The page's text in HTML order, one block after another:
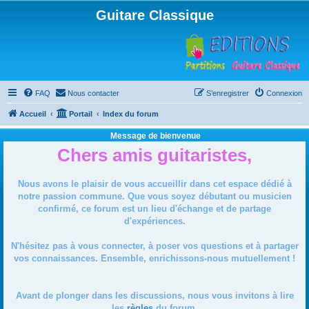
Guitare Classique
FAQ Nous contacter Connexion
S’enregistrer
Accueil Portail Index du forum
Message de bienvenue
Chers amis guitaristes,
Nous avons le plaisir de vous accueillir dans cet espace dédié à
notre passion commune. Que vous soyez débutant ou musicien
confirmé, ce forum est un lieu d'échange et de partage
d'expériences.
N'hésitez pas à vous connecter, à poser vos questions et à partager
vos connaissances. Ensemble, enrichissons-nous mutuellement !
Avant de plonger dans les discussions, nous vous invitons à lire